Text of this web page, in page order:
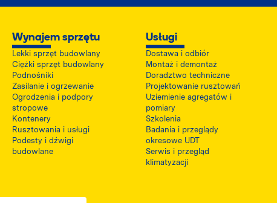
Wynajem sprzętu
Lekki sprzęt budowlany
Ciężki sprzęt budowlany
Podnośniki
Zasilanie i ogrzewanie
Ogrodzenia i podpory
stropowe
Kontenery
Rusztowania i usługi
Podesty i dźwigi
budowlane
Usługi
Dostawa i odbiór
Montaż i demontaż
Doradztwo techniczne
Projektowanie rusztowań
Uziemienie agregatów i
pomiary
Szkolenia
Badania i przeglądy
okresowe UDT
Serwis i przegląd
klimatyzacji